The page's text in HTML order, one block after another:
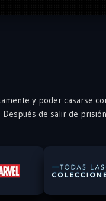
y poder casarse
de salir de